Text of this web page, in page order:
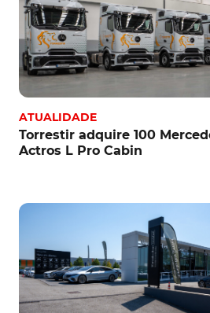
ATUALIDADE
Torrestir adquire 100
Actros L Pro Cabin